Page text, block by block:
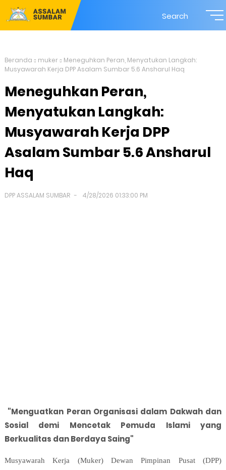
Search
Beranda muker
Meneguhkan Peran, Menyatukan Langkah:
Musyawarah Kerja DPP Asalam Sumbar 5.6 Ansharul Haq
Meneguhkan Peran,
Menyatukan Langkah:
Musyawarah Kerja DPP
Asalam Sumbar 5.6 Ansharul
Haq
DPP ASSALAM SUMBAR 4/28/2026 01:33:00 PM
"Menguatkan Peran Organisasi dalam Dakwah dan
Sosial demi Mencetak Pemuda Islami yang
Berkualitas dan Berdaya Saing"
Musyawarah Kerja (Muker) Dewan Pimpinan Pusat (DPP)